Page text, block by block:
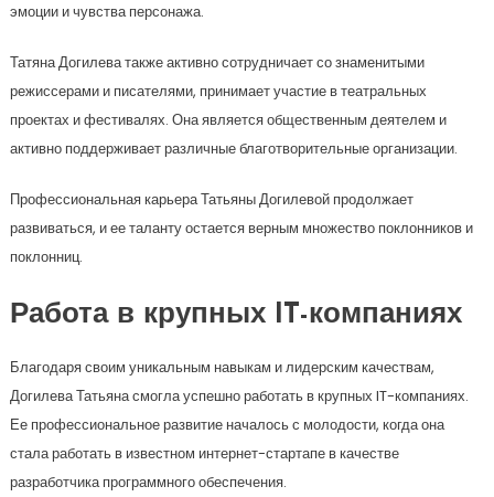
эмоции и чувства персонажа.
Татяна Догилева также активно сотрудничает со знаменитыми
режиссерами и писателями, принимает участие в театральных
проектах и фестивалях. Она является общественным деятелем и
активно поддерживает различные благотворительные организации.
Профессиональная карьера Татьяны Догилевой продолжает
развиваться, и ее таланту остается верным множество поклонников и
поклонниц.
Работа в крупных IT-компаниях
Благодаря своим уникальным навыкам и лидерским качествам,
Догилева Татьяна смогла успешно работать в крупных IT-компаниях.
Ее профессиональное развитие началось с молодости, когда она
стала работать в известном интернет-стартапе в качестве
разработчика программного обеспечения.